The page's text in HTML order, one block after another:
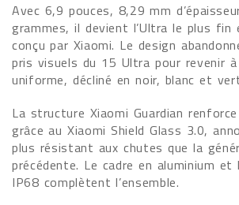
Avec 6,9 pouces, 8,29 mm
grammes, il devient l’Ultra le plus fin
conçu par Xiaomi. Le design
pris visuels du 15 Ultra pour revenir
uniforme, décliné en noir, blanc et
La structure Xiaomi Guardian
grâce au Xiaomi Shield Glass 3.0,
plus résistant aux chutes que la
précédente. Le cadre en aluminium
IP68 complètent l’ensemble.